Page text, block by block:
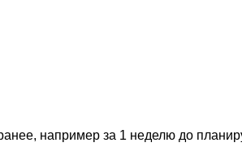
например за 1 неделю до